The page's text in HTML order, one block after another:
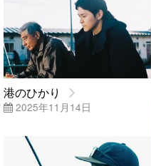
港のひかり
2025年11月14日